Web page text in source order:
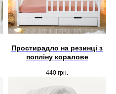
Простирадло на резинці з
попліну коралове
440 грн.